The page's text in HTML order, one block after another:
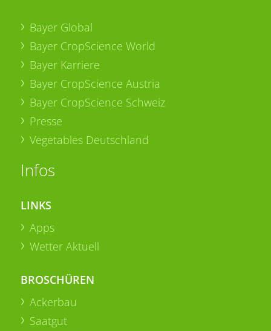
Bayer Global
Bayer CropScience World
Bayer Karriere
Bayer CropScience Austria
Bayer CropScience Schweiz
Presse
Vegetables Deutschland
Infos
LINKS
Apps
Wetter Aktuell
BROSCHÜREN
Ackerbau
Saatgut